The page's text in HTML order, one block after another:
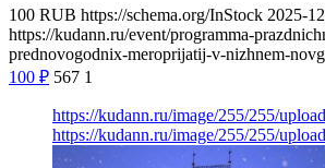
100 RUB https://schema.org/InStock 2025-
https://kudann.ru/event/programma-
prednovogodnix-meroprijatij-v-nizhnem-
100 ₽ 567 1
https://kudann.ru/image/255/255/
https://kudann.ru/image/255/255/